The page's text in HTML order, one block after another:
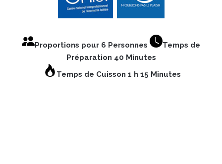
Proportions pour 6 Personnes
Temps de
Préparation 40 Minutes
Temps de Cuisson 1 h 15 Minutes